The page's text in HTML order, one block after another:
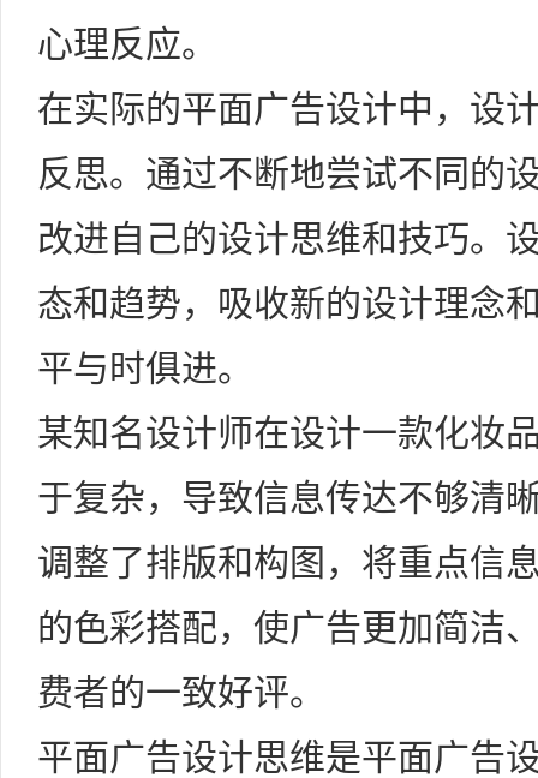
心理反应。
在实际的平面广告设计中，设
反思。通过不断地尝试不同的
改进自己的设计思维和技巧。
态和趋势，吸收新的设计理念
平与时俱进。
某知名设计师在设计一款化妆
于复杂，导致信息传达不够清
调整了排版和构图，将重点信
的色彩搭配，使广告更加简洁
费者的一致好评。
平面广告设计思维是平面广告